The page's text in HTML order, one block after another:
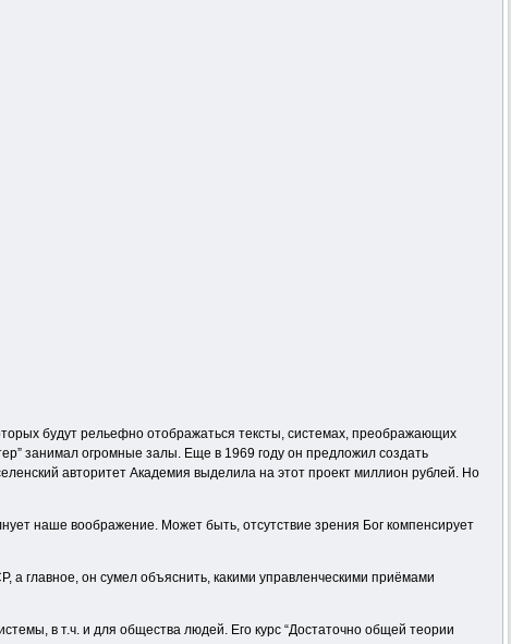
будут рельефно отображаться тексты, системах, преображающих
занимал огромные залы. Еще в 1969 году он предложил создать
авторитет Академия выделила на этот проект миллион рублей. Но
наше воображение. Может быть, отсутствие зрения Бог компенсирует
а главное, он сумел объяснить, какими управленческими приёмами
в т.ч. и для общества людей. Его курс “Достаточно общей теории